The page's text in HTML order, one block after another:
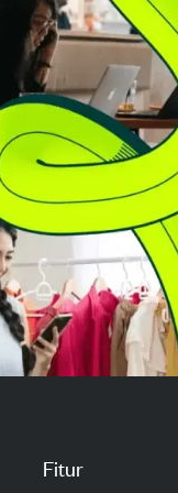
menyesatkan
eksposurnya
Fitur